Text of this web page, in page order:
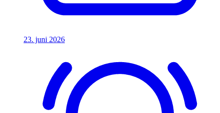
23. juni 2026